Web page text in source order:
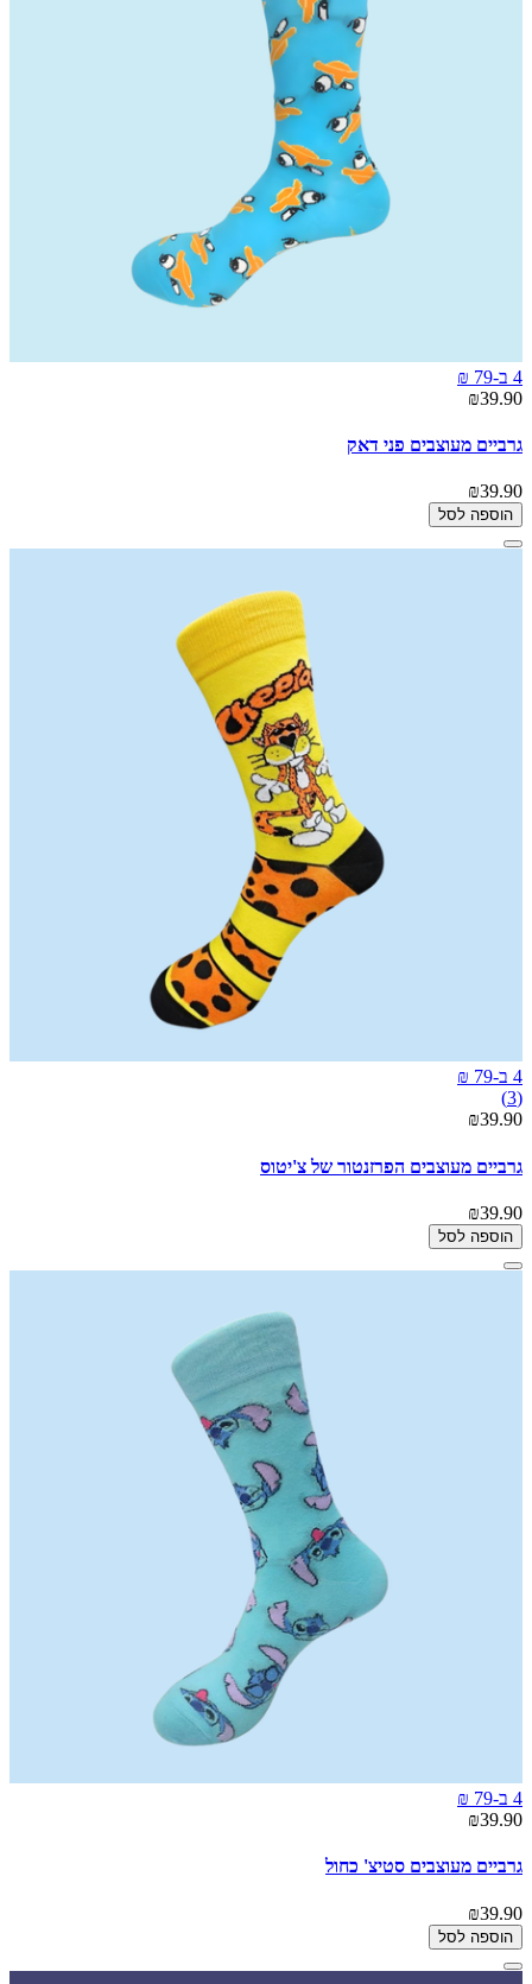
4 ב-79 ₪
₪39.90
גרביים מעוצבים פני דאק
₪39.90
הוספה לסל
4 ב-79 ₪
(3)
₪39.90
גרביים מעוצבים הפרזנטור של צ'יטוס
₪39.90
הוספה לסל
4 ב-79 ₪
₪39.90
גרביים מעוצבים סטיצ' כחול
₪39.90
הוספה לסל